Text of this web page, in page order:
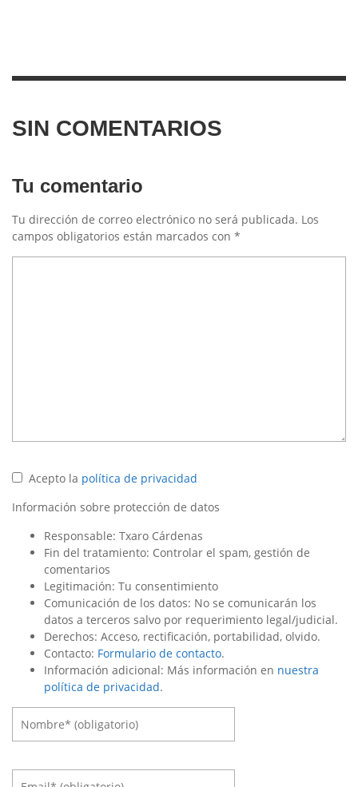
SIN COMENTARIOS
Tu comentario
Tu dirección de correo electrónico no será publicada. Los
campos obligatorios están marcados con *
Acepto la política de privacidad
Información sobre protección de datos
Responsable: Txaro Cárdenas
Fin del tratamiento: Controlar el spam, gestión de
comentarios
Legitimación: Tu consentimiento
Comunicación de los datos: No se comunicarán los
datos a terceros salvo por requerimiento legal/judicial.
Derechos: Acceso, rectificación, portabilidad, olvido.
Contacto: Formulario de contacto.
Información adicional: Más información en nuestra
política de privacidad.